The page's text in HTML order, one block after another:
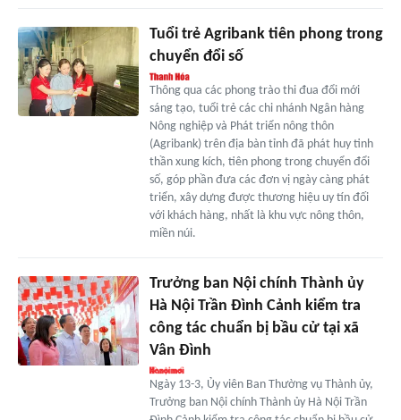
Tuổi trẻ Agribank tiên phong trong
chuyển đổi số
Thông qua các phong trào thi đua đổi mới
sáng tạo, tuổi trẻ các chi nhánh Ngân hàng
Nông nghiệp và Phát triển nông thôn
(Agribank) trên địa bàn tỉnh đã phát huy tinh
thần xung kích, tiên phong trong chuyển đổi
số, góp phần đưa các đơn vị ngày càng phát
triển, xây dựng được thương hiệu uy tín đối
với khách hàng, nhất là khu vực nông thôn,
miền núi.
Trưởng ban Nội chính Thành ủy
Hà Nội Trần Đình Cảnh kiểm tra
công tác chuẩn bị bầu cử tại xã
Vân Đình
Ngày 13-3, Ủy viên Ban Thường vụ Thành ủy,
Trưởng ban Nội chính Thành ủy Hà Nội Trần